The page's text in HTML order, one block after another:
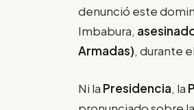
denunció este
Imbabura,
Armadas), durante el
Ni la Presidencia, la